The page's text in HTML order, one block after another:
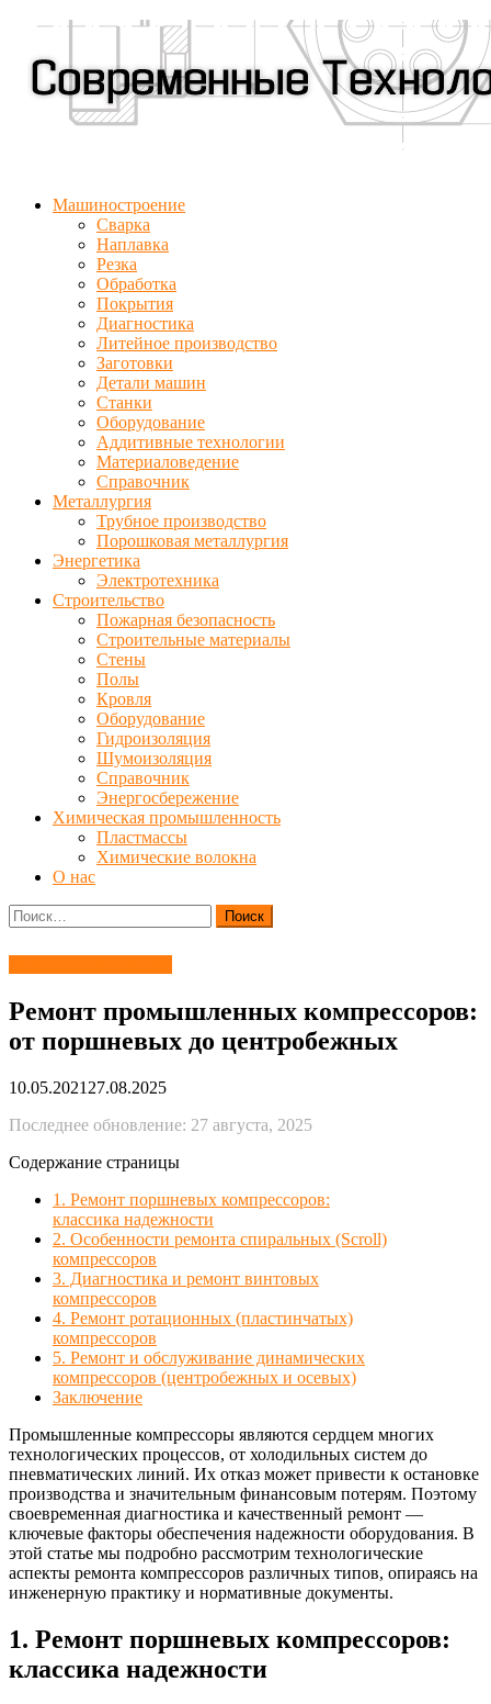
Машиностроение
Сварка
Наплавка
Резка
Обработка
Покрытия
Диагностика
Литейное производство
Заготовки
Детали машин
Станки
Оборудование
Аддитивные технологии
Материаловедение
Справочник
Металлургия
Трубное производство
Порошковая металлургия
Энергетика
Электротехника
Строительство
Пожарная безопасность
Строительные материалы
Стены
Полы
Кровля
Оборудование
Гидроизоляция
Шумоизоляция
Справочник
Энергосбережение
Химическая промышленность
Пластмассы
Химические волокна
О нас
Найти:
Ремонт промышленных компрессоров:
от поршневых до центробежных
10.05.2021 27.08.2025
Последнее обновление: 27 августа, 2025
Содержание страницы
1. Ремонт поршневых компрессоров:
классика надежности
2. Особенности ремонта спиральных (Scroll)
компрессоров
3. Диагностика и ремонт винтовых
компрессоров
4. Ремонт ротационных (пластинчатых)
компрессоров
5. Ремонт и обслуживание динамических
компрессоров (центробежных и осевых)
Заключение
Промышленные компрессоры являются сердцем многих
технологических процессов, от холодильных систем до
пневматических линий. Их отказ может привести к остановке
производства и значительным финансовым потерям. Поэтому
своевременная диагностика и качественный ремонт —
ключевые факторы обеспечения надежности оборудования. В
этой статье мы подробно рассмотрим технологические
аспекты ремонта компрессоров различных типов, опираясь на
инженерную практику и нормативные документы.
1. Ремонт поршневых компрессоров:
классика надежности